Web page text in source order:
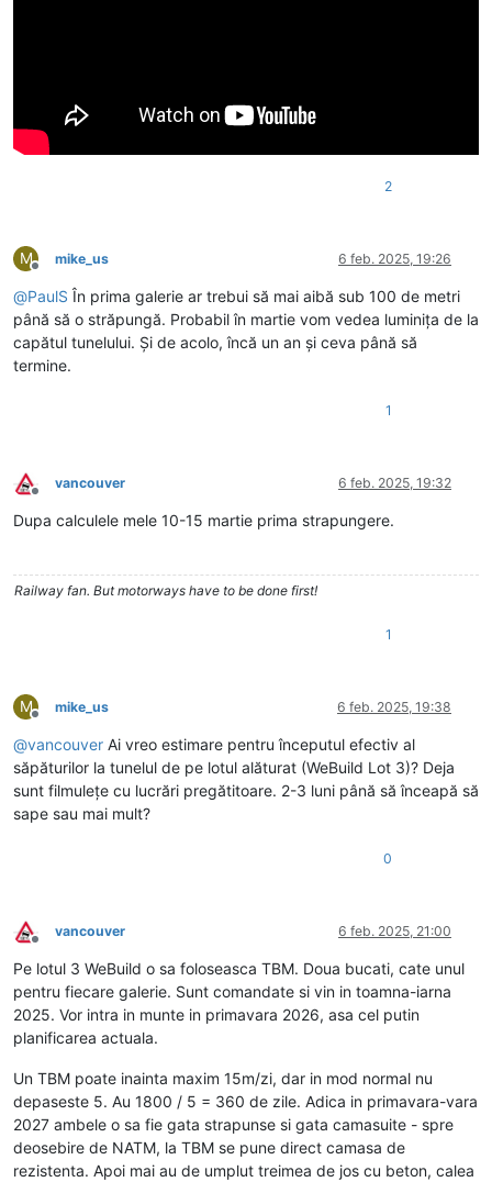
2
M
Deconectat
mike_us 6 feb. 2025, 19:26
@PaulS În prima galerie ar trebui să mai aibă sub 100 de metri
până să o străpungă. Probabil în martie vom vedea luminița de la
capătul tunelului. Și de acolo, încă un an și ceva până să
termine.
1
Deconectat
vancouver 6 feb. 2025, 19:32
Dupa calculele mele 10-15 martie prima strapungere.
Railway fan. But motorways have to be done first!
1
M
Deconectat
mike_us 6 feb. 2025, 19:38
@vancouver Ai vreo estimare pentru începutul efectiv al
săpăturilor la tunelul de pe lotul alăturat (WeBuild Lot 3)? Deja
sunt filmulețe cu lucrări pregătitoare. 2-3 luni până să înceapă să
sape sau mai mult?
0
Deconectat
vancouver 6 feb. 2025, 21:00
Pe lotul 3 WeBuild o sa foloseasca TBM. Doua bucati, cate unul
pentru fiecare galerie. Sunt comandate si vin in toamna-iarna
2025. Vor intra in munte in primavara 2026, asa cel putin
planificarea actuala.
Un TBM poate inainta maxim 15m/zi, dar in mod normal nu
depaseste 5. Au 1800 / 5 = 360 de zile. Adica in primavara-vara
2027 ambele o sa fie gata strapunse si gata camasuite - spre
deosebire de NATM, la TBM se pune direct camasa de
rezistenta. Apoi mai au de umplut treimea de jos cu beton, calea